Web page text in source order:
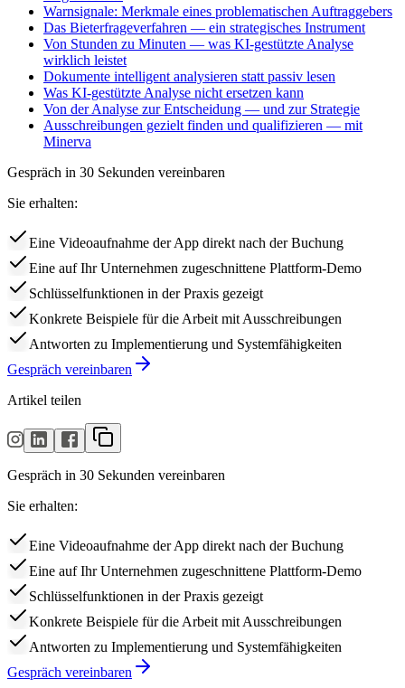
Warnsignale: Merkmale eines problematischen Auftraggebers
Das Bieterfrageverfahren — ein strategisches Instrument
Von Stunden zu Minuten — was KI-gestützte Analyse
wirklich leistet
Dokumente intelligent analysieren statt passiv lesen
Was KI-gestützte Analyse nicht ersetzen kann
Von der Analyse zur Entscheidung — und zur Strategie
Ausschreibungen gezielt finden und qualifizieren — mit
Minerva
Gespräch in 30 Sekunden vereinbaren
Sie erhalten:
Eine Videoaufnahme der App direkt nach der Buchung
Eine auf Ihr Unternehmen zugeschnittene Plattform-Demo
Schlüsselfunktionen in der Praxis gezeigt
Konkrete Beispiele für die Arbeit mit Ausschreibungen
Antworten zu Implementierung und Systemfähigkeiten
Gespräch vereinbaren
Artikel teilen
Gespräch in 30 Sekunden vereinbaren
Sie erhalten:
Eine Videoaufnahme der App direkt nach der Buchung
Eine auf Ihr Unternehmen zugeschnittene Plattform-Demo
Schlüsselfunktionen in der Praxis gezeigt
Konkrete Beispiele für die Arbeit mit Ausschreibungen
Antworten zu Implementierung und Systemfähigkeiten
Gespräch vereinbaren